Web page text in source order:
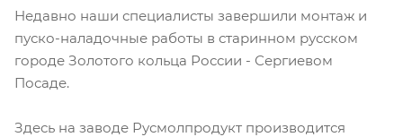
Недавно наши специалисты завершили монтаж и
пуско-наладочные работы в старинном русском
городе Золотого кольца России - Сергиевом
Посаде.
Здесь на заводе Русмолпродукт производится